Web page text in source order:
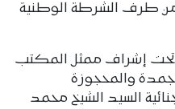
طرف الشرطة الوطنية
تحت إشراف ممثل المكتب
والمحجوزة
السيد الشيخ محمد